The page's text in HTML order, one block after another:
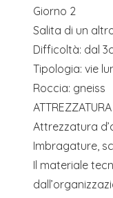
Giorno 2
Salita di un
Difficoltà: dal
Tipologia: vie
Roccia: gneiss
Attrezzatura
Imbragature,
Il materiale